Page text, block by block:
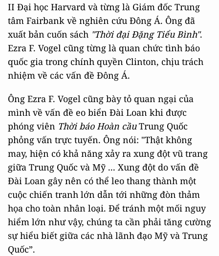
II Đại học Harvard và từng là Giám đốc Trung
tâm Fairbank về nghiên cứu Đông Á. Ông đã
xuất bản cuốn sách "Thời đại Đặng Tiểu Bình".
Ezra F. Vogel cũng từng là quan chức tình báo
quốc gia trong chính quyền Clinton, chịu trách
nhiệm về các vấn đề Đông Á.
Ông Ezra F. Vogel cũng bày tỏ quan ngại của
mình về vấn đề eo biển Đài Loan khi được
phóng viên Thời báo Hoàn cầuTrung Quốc
phỏng vấn trực tuyến. Ông nói: "Thật không
may, hiện có khả năng xảy ra xung đột vũ trang
giữa Trung Quốc và Mỹ ... Xung đột do vấn đề
Đài Loan gây nên có thể leo thang thành một
cuộc chiến tranh lớn dẫn tới những đòn thảm
họa cho toàn nhân loại. Để tránh một mối nguy
hiểm lớn như vậy, chúng ta cần phải tăng cường
sự hiểu biết giữa các nhà lãnh đạo Mỹ và Trung
Quốc”.